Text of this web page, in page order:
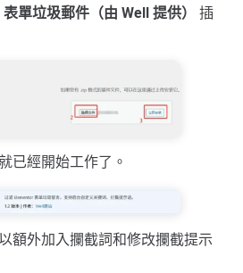
單垃圾郵件（由 Well 提供）
插
已經開始工作了。
額外加入攔截詞和修改攔截提示